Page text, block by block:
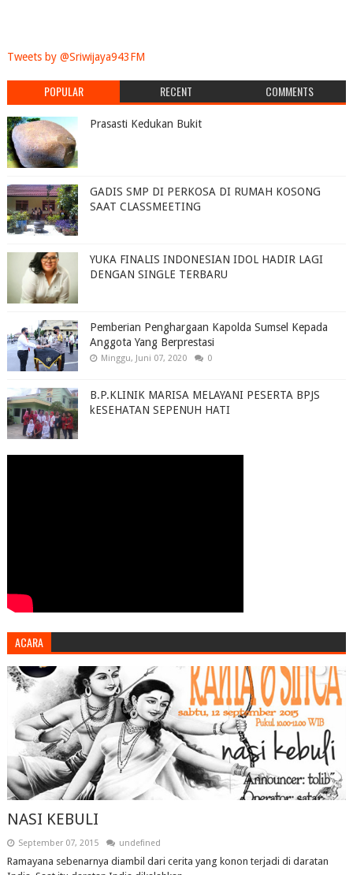
Tweets by @Sriwijaya943FM
POPULAR RECENT COMMENTS
Prasasti Kedukan Bukit
GADIS SMP DI PERKOSA DI RUMAH KOSONG
SAAT CLASSMEETING
YUKA FINALIS INDONESIAN IDOL HADIR LAGI
DENGAN SINGLE TERBARU
Pemberian Penghargaan Kapolda Sumsel Kepada
Anggota Yang Berprestasi
Minggu, Juni 07, 2020 0
B.P.KLINIK MARISA MELAYANI PESERTA BPJS
kESEHATAN SEPENUH HATI
ACARA
NASI KEBULI
September 07, 2015 undefined
Ramayana sebenarnya diambil dari cerita yang konon terjadi di daratan